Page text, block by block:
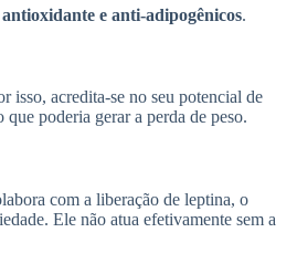
antioxidante e anti-adipogênicos.
isso, acredita-se no seu potencial de
que poderia gerar a perda de peso.
com a liberação de leptina, o
Ele não atua efetivamente sem a